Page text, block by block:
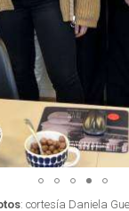
: cortesía Daniela